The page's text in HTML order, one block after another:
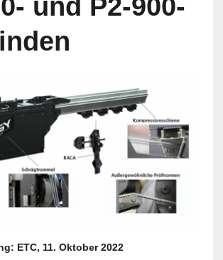
und P2-900-
ETC, 11. Oktober 2022